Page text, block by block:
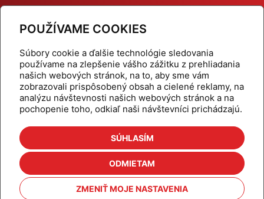
POUŽÍVAME COOKIES
Súbory cookie a ďalšie technológie sledovania
používame na zlepšenie vášho zážitku z prehliadania
našich webových stránok, na to, aby sme vám
zobrazovali prispôsobený obsah a cielené reklamy, na
analýzu návštevnosti našich webových stránok a na
pochopenie toho, odkiaľ naši návštevníci prichádzajú.
SÚHLASÍM
ODMIETAM
ZMENIŤ MOJE NASTAVENIA
Dynamické termostatické ventily
Domov
Produkty
Aktuality
Odber šikovné tipy
Kalkulačky
Cenníky
Na stiahnutie
Referencie
Kontakt